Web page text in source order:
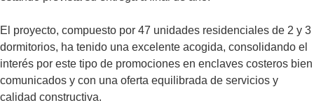
El proyecto, compuesto por 47 unidades residenciales de 2 y 3
dormitorios, ha tenido una excelente acogida, consolidando el
interés por este tipo de promociones en enclaves costeros bien
comunicados y con una oferta equilibrada de servicios y
calidad constructiva.